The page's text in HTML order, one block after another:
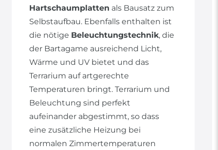
Hartschaumplatten als Bausatz zum
Selbstaufbau. Ebenfalls enthalten ist
die nötige Beleuchtungstechnik, die
der Bartagame ausreichend Licht,
Wärme und UV bietet und das
Terrarium auf artgerechte
Temperaturen bringt. Terrarium und
Beleuchtung sind perfekt
aufeinander abgestimmt, so dass
eine zusätzliche Heizung bei
normalen Zimmertemperaturen